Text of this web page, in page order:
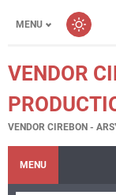
MENU
VENDOR
VENDOR CIREBON -
MENU